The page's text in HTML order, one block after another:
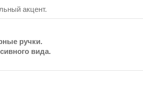
акцент.
ручки.
вида.